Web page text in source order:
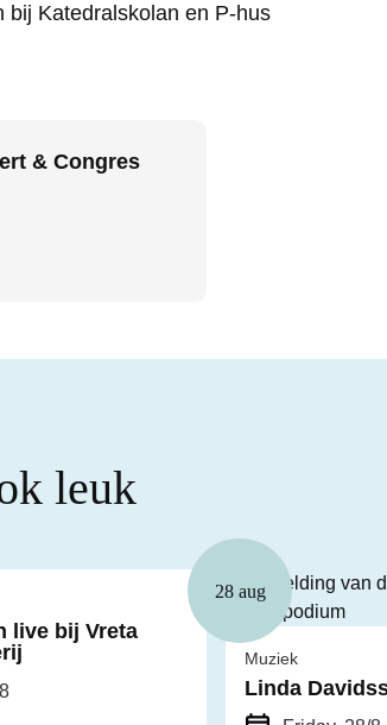
bij Katedralskolan en P-hus
& Congres
leuk
live bij Vreta
28 aug
Muziek
Linda